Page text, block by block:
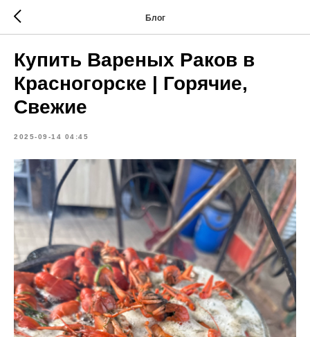
Блог
Купить Вареных Раков в
Красногорске | Горячие,
Свежие
2025-09-14 04:45